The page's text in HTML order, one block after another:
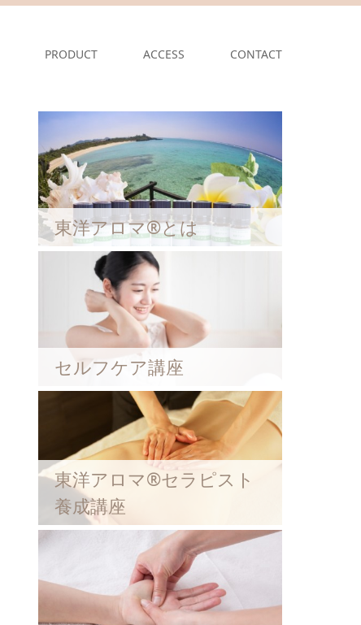
PRODUCT ACCESS CONTACT
東洋アロマ®とは
セルフケア講座
東洋アロマ®セラピスト
養成講座